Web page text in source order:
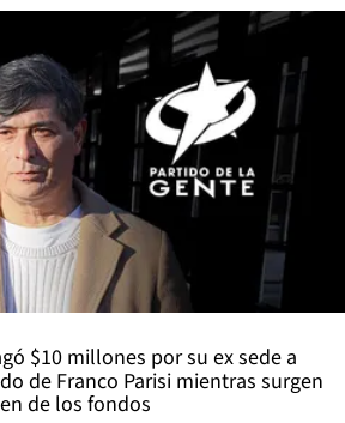
$10 millones por su ex sede a
de Franco Parisi mientras surgen
de los fondos